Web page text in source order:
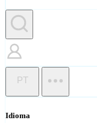
PT
Idioma